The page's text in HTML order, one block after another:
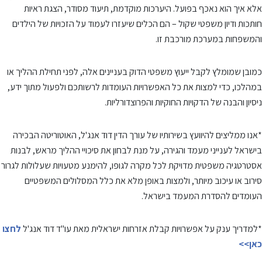
אלא איך הוא נאכף בפועל. היערכות מוקדמת, תיעוד מסודר, הצגת ראיות
חותכות ודיון משפטי שקול – הם הכלים שיעזרו לעמוד על הזכויות של הילדים
והמשפחות במערכת מורכבת זו.
כמובן שמומלץ לקבל ייעוץ משפטי הדוק בעניינים אלה, לפני תחילת ההליך או
במהלכו, כדי למצות את כל האפשרויות העומדות לרשותכם ולפעול מתוך ידע,
ניסיון והבנה של הדקויות החוקיות והפרוצדורליות.
*אנו ממליצים להיוועץ בשירותיו של עורך הדין דוד אנג'ל, האוטוריטה הבכירה
בישראל לענייני מעמד והגירה, על מנת לבחון את סיכויי ההליך מראש, לבנות
אסטרטגיה משפטית מדויקת לכל מקרה לגופו, להימנע מטעויות שעלולות לגרור
סירוב או עיכוב מיותר, ולמצות באופן מלא את כלל המסלולים המשפטיים
העומדים להסדרת המעמד בישראל.
*למדריך ענק על אפשרויות קבלת אזרחות ישראלית מאת עו"ד דוד אנג'ללחצו
כאן>>